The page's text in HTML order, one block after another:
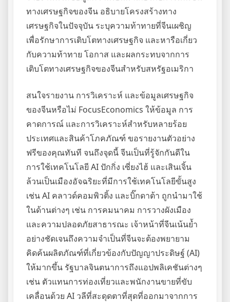
ทางเศรษฐกิจของจีน อธิบายโครงสร้างทาง
เศรษฐกิจในปัจจุบัน ระบุความท้าทายที่จีนเผชิญ
เพื่อรักษาการเติบโตทางเศรษฐกิจ และหารือเกี่ยว
กับความท้าทาย โอกาส และผลกระทบจากการ
เติบโตทางเศรษฐกิจของจีนสำหรับสหรัฐอเมริกา
สนใจรายงาน การวิเคราะห์ และข้อมูลเศรษฐกิจ
ของจีนหรือไม่ FocusEconomics ให้ข้อมูล การ
คาดการณ์ และการวิเคราะห์สำหรับหลายร้อย
ประเทศและสินค้าโภคภัณฑ์ ขอรายงานตัวอย่าง
ฟรีของคุณทันที จนถึงจุดนี้ จีนเป็นที่รู้จักกันดีใน
การใช้เทคโนโลยี AI ปักกิ่ง เซี่ยงไฮ้ และเสินเจิ้น
ล้วนเป็นเมืองอัจฉริยะที่มีการใช้เทคโนโลยีขั้นสูง
เช่น AI คลาวด์คอมพิวติ้ง และบิ๊กดาต้า ถูกนำมาใช้
ในด้านต่างๆ เช่น การคมนาคม การวางผังเมือง
และความปลอดภัยสาธารณะ เจ้าหน้าที่จีนเน้นย้ำ
อย่างชัดเจนถึงความจำเป็นที่จีนจะต้องพยายาม
คิดค้นผลิตภัณฑ์ที่เกี่ยวข้องกับปัญญาประดิษฐ์ (AI)
ให้มากขึ้น รัฐบาลจินตนาการถึงแอปพลิเคชันต่างๆ
เช่น ตัวแทนการท่องเที่ยวและพนักงานขายที่ขับ
เคลื่อนด้วย AI วลีที่สะดุดตาที่สุดที่ออกมาจากการ